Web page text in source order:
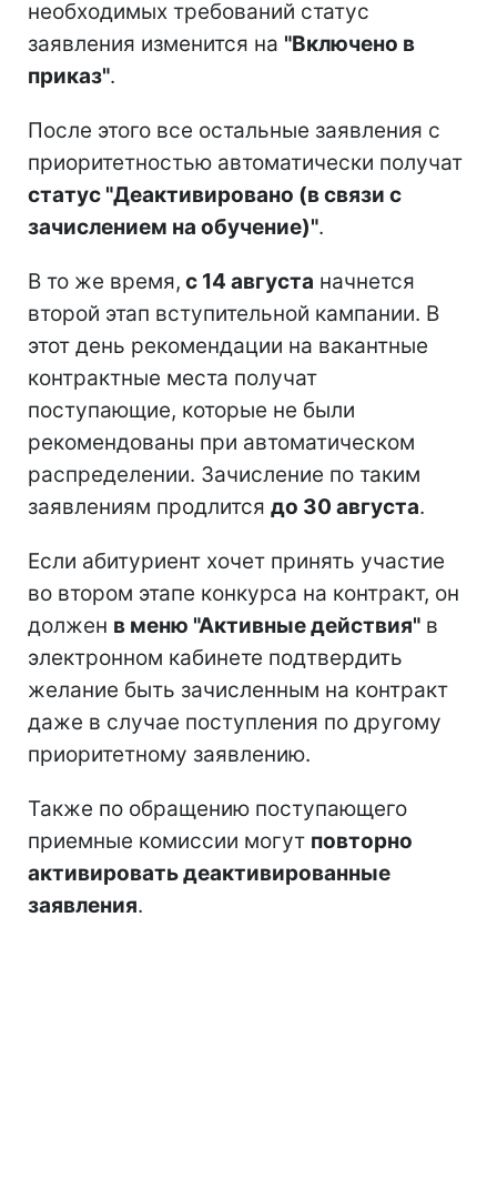
необходимых требований статус
заявления изменится на "Включено в
приказ".
После этого все остальные заявления с
приоритетностью автоматически получат
статус "Деактивировано (в связи с
зачислением на обучение)".
В то же время, с 14 августа начнется
второй этап вступительной кампании. В
этот день рекомендации на вакантные
контрактные места получат
поступающие, которые не были
рекомендованы при автоматическом
распределении. Зачисление по таким
заявлениям продлится до 30 августа.
Если абитуриент хочет принять участие
во втором этапе конкурса на контракт, он
должен в меню "Активные действия" в
электронном кабинете подтвердить
желание быть зачисленным на контракт
даже в случае поступления по другому
приоритетному заявлению.
Также по обращению поступающего
приемные комиссии могут повторно
активировать деактивированные
заявления.